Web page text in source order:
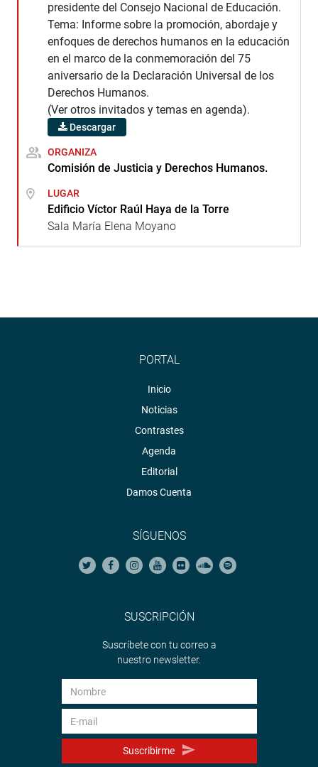
presidente del Consejo Nacional de Educación.
Tema: Informe sobre la promoción, abordaje y
enfoques de derechos humanos en la educación
en el marco de la conmemoración del 75
aniversario de la Declaración Universal de los
Derechos Humanos.
(Ver otros invitados y temas en agenda).
Descargar
ORGANIZA
Comisión de Justicia y Derechos Humanos.
LUGAR
Edificio Víctor Raúl Haya de la Torre
Sala María Elena Moyano
PORTAL
Inicio
Noticias
Contrastes
Agenda
Editorial
Damos Cuenta
SÍGUENOS
SUSCRIPCIÓN
Suscríbete con tu correo a
nuestro newsletter.
Suscribirme